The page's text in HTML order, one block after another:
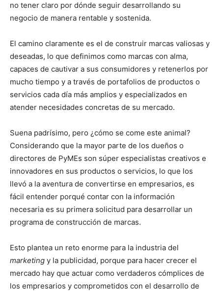
no tener claro por dónde seguir desarrollando su
negocio de manera rentable y sostenida.
El camino claramente es el de construir marcas valiosas y
deseadas, lo que definimos como marcas con alma,
capaces de cautivar a sus consumidores y retenerlos por
mucho tiempo y a través de portafolios de productos o
servicios cada día más amplios y especializados en
atender necesidades concretas de su mercado.
Suena padrísimo, pero ¿cómo se come este animal?
Considerando que la mayor parte de los dueños o
directores de PyMEs son súper especialistas creativos e
innovadores en sus productos o servicios, lo que los
llevó a la aventura de convertirse en empresarios, es
fácil entender porqué contar con la información
necesaria es su primera solicitud para desarrollar un
programa de construcción de marcas.
Esto plantea un reto enorme para la industria del
marketing y la publicidad, porque para hacer crecer el
mercado hay que actuar como verdaderos cómplices de
los empresarios y comprometidos con el desarrollo de